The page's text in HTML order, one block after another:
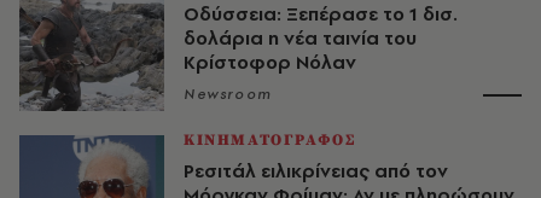
Οδύσσεια: Ξεπέρασε το 1 δισ.
δολάρια η νέα ταινία του
Κρίστοφορ Νόλαν
Newsroom
ΚΙΝΗΜΑΤΟΓΡΑΦΟΣ
Ρεσιτάλ ειλικρίνειας από τον